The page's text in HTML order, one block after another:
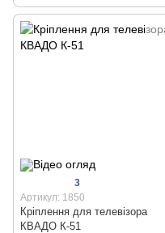
3
Артикул: 1850
Кріплення для телевізора
КВАДО К-51